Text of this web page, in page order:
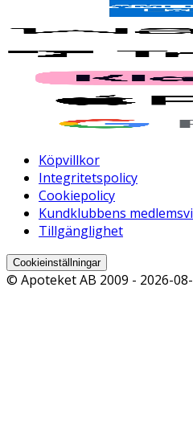
Köpvillkor
Integritetspolicy
Cookiepolicy
Kundklubbens
Tillgänglighet
Cookieinställningar
© Apoteket AB 2009 - 2026-